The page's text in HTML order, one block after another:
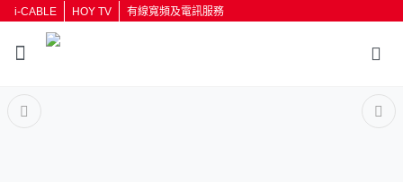
i-CABLE HOY TV 有線寬頻及電訊服務